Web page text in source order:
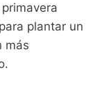
plantar un
más